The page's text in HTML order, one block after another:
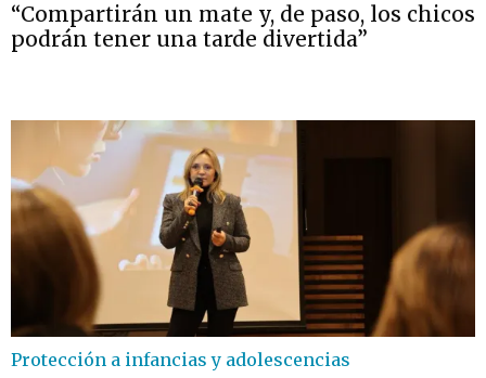
“Compartirán un mate y, de paso, los chicos
podrán tener una tarde divertida”
Protección a infancias y adolescencias